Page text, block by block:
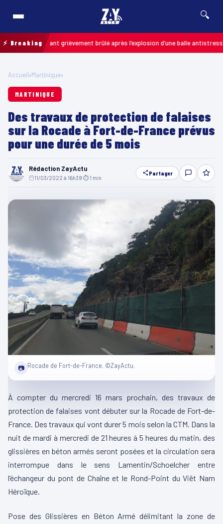
🔍
⚡ Breaking
: un enfant grièvement brûlé après l’explosion d’une balle antistress
Accueil›Martinique›
MARTINIQUE
Des travaux de protection de falaises
sur la Rocade à Fort-de-France prévus
pour une durée de 5 mois
Rédaction ZayActu
11/03/2022 à 16h39 ⏱ 1 min
Partager
📷 Rocade de Fort-de-France. ©ZayActu.
À compter du mercredi 16 mars prochain, des travaux de
protection de falaises vont débuter sur la Rocade de Fort-de-
France. Des travaux qui vont durer 5 mois selon la CTM. Dans la
nuit de mardi à mercredi de 21 heures à 5 heures du matin, des
glissières en béton armés seront posées et la circulation sera
interrompue dans le sens Lamentin/Schoelcher entre
l’échangeur du pont de Chaîne et le Rond-Point du Viêt Nam
Héroïque.
Pose des Glissières en Béton Armé délimitant la zone de